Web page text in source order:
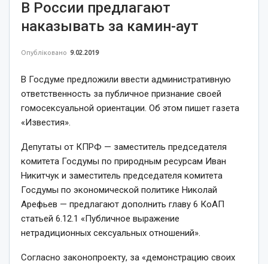
В России предлагают
наказывать за камин-аут
Опубліковано 9.02.2019
В Госдуме предложили ввести административную
ответственность за публичное признание своей
гомосексуальной ориентации. Об этом пишет газета
«Известия».
Депутаты от КПРФ — заместитель председателя
комитета Госдумы по природным ресурсам Иван
Никитчук и заместитель председателя комитета
Госдумы по экономической политике Николай
Арефьев — предлагают дополнить главу 6 КоАП
статьей 6.12.1 «Публичное выражение
нетрадиционных сексуальных отношений».
Согласно законопроекту, за «демонстрацию своих